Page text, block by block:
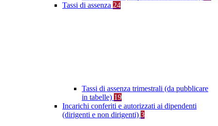
Tassi di assenza 24
Tassi di assenza trimestrali (da pubblicare
in tabelle) 19
Incarichi conferiti e autorizzati ai dipendenti
(dirigenti e non dirigenti) 3